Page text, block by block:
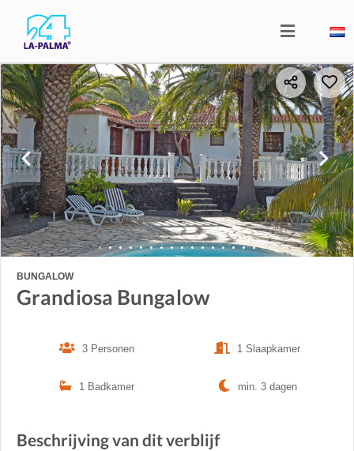
BUNGALOW
Grandiosa Bungalow
3 Personen 1 Slaapkamer
1 Badkamer min. 3 dagen
Beschrijving van dit verblijf